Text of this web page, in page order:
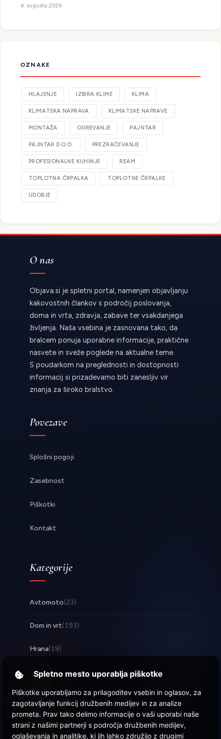
4. avgusta 2026
OZNAKE
HLAJENJE IZBIRA KLIME KLIMA
KLIMATSKA NAPRAVA KLIMATSKE NAPRAVE
MONTAŽA OGREVANJE PAJNTAR
PAJNTAR D.O.O. PREZRAČEVANJE
PROFESIONALNE KUHINJE REAM
TOPLOTNA ČRPALKA TOPLOTNE ČRPALKE
UDOBJE
O nas
Objava.si je spletni portal, namenjen objavljanju
kakovostnih člankov s področij poslovanja,
doma in vrta, zdravja, zabave ter vsakdanjega
življenja. Naša vsebina je zasnovana tako, da
bralcem ponuja uporabne informacije, praktične
nasvete in sveže poglede na aktualne teme.
S poudarkom na preglednosti in dostopnosti
informacij si prizadevamo biti zanesljiv vir
znanja za široko bralstvo.
Povezave
Splošni pogoji
Zasebnost
Piškotki
Kontakt
Kategorije
Avtomoto(23)
Dom in vrt(193)
Hrana(19)
Posel(253)
Tehnologija(17)
Zabava(58)
Spletno mesto uporablja piškotke
Piškotke uporabljamo za prilagoditev vsebin in oglasov, za
zagotavljanje funkcij družbenih medijev in za analize
prometa. Prav tako delimo informacije o vaši uporabi naše
strani z našimi partnerji s področja družbenih medijev,
oglaševanja in analitike, ki jih lahko združijo z drugimi